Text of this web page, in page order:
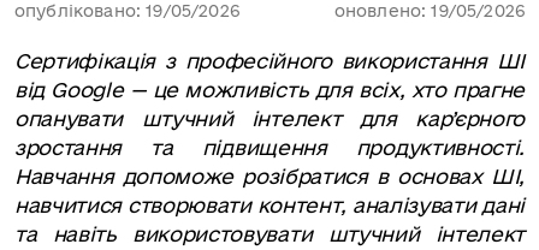
опубліковано: 19/05/2026 оновлено: 19/05/2026
Сертифікація з професійного використання ШІ
від Google — це можливість для всіх, хто прагне
опанувати штучний інтелект для кар’єрного
зростання та підвищення продуктивності.
Навчання допоможе розібратися в основах ШІ,
навчитися створювати контент, аналізувати дані
та навіть використовувати штучний інтелект